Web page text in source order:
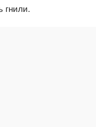
гнили.